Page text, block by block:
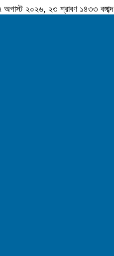
২০২৬, ২৩ শ্রাবণ ১৪৩৩ বঙ্গাব্দ